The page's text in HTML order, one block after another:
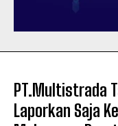
PT.Multistrada
Laporkan Saja